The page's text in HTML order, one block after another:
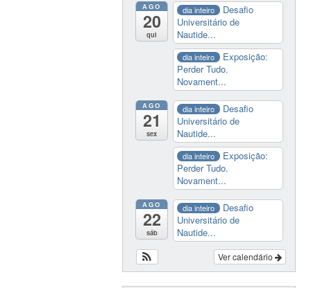
AGO
20
qui
dia inteiro
Desafio
Universitário de
Nautide...
dia inteiro
Exposição:
Perder Tudo.
Novament...
AGO
21
sex
dia inteiro
Desafio
Universitário de
Nautide...
dia inteiro
Exposição:
Perder Tudo.
Novament...
AGO
22
sáb
dia inteiro
Desafio
Universitário de
Nautide...
Ver calendário